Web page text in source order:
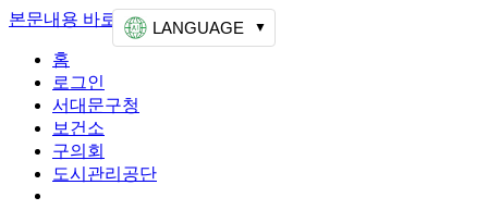
본문내용 바로가기 상단메뉴 가기
홈
로그인
서대문구청
보건소
구의회
도시관리공단
LANGUAGE